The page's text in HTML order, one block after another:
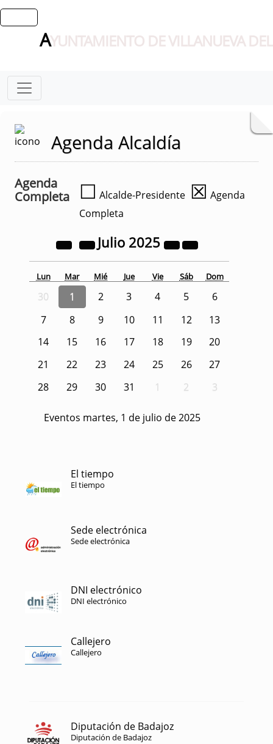
AYUNTAMIENTO DE VILLANUEVA
Agenda Alcaldía
Agenda
Completa
☐ Alcalde-Presidente ☒ Agenda
Completa
Julio 2025
Lun Mar Mié Jue Vie Sáb Dom
30 1 2 3 4 5
6
7
8 9 10 11 12
13
14
15 16 17 18 19
20
21
22 23 24 25 26
27
28
29 30 31 1 2 3
Eventos martes, 1 de julio de 2025
El tiempo
El tiempo
Sede electrónica
Sede electrónica
DNI electrónico
DNI electrónico
Callejero
Callejero
Diputación de Badajoz
Diputación de Badajoz